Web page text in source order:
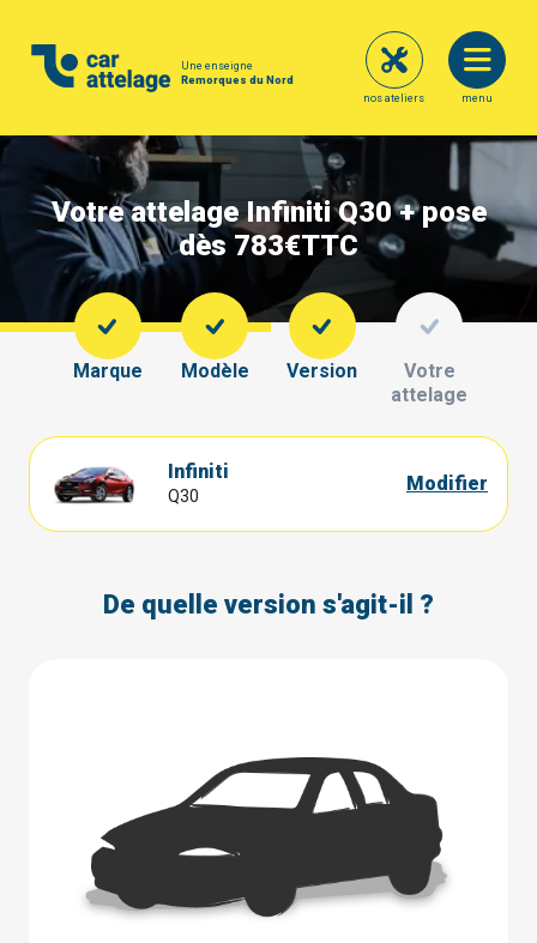
Une enseigne
Remorques du Nord
menu
nos ateliers
Votre attelage Infiniti Q30 + pose
dès 783€TTC
Marque Modèle Version
Votre
attelage
Infiniti
Q30
Modifier
De quelle version s'agit-il ?